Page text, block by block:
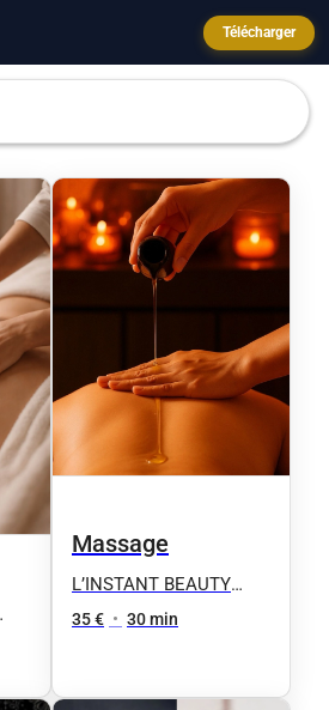
Télécharger
Massage
L’INSTANT BEAUTY
FANE
35 € • 30 min